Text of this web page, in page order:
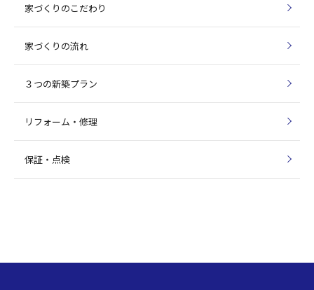
家づくりのこだわり
家づくりの流れ
３つの新築プラン
リフォーム・修理
保証・点検